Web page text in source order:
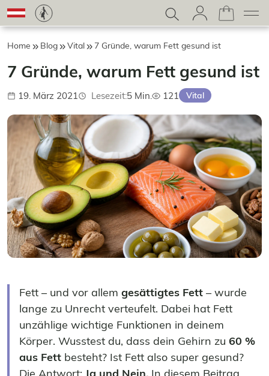
Home Blog Vital 7 Gründe, warum Fett gesund ist
7 Gründe, warum Fett gesund ist
Veröffentlicht:
19. März 2021 Lesezeit:5 Min.Aufrufe:
121 Vital
Fett – und vor allem gesättigtes Fett – wurde
lange zu Unrecht verteufelt. Dabei hat Fett
unzählige wichtige Funktionen in deinem
Körper. Wusstest du, dass dein Gehirn zu 60 %
aus Fett besteht? Ist Fett also super gesund?
Die Antwort: Ja und Nein. In diesem Beitrag